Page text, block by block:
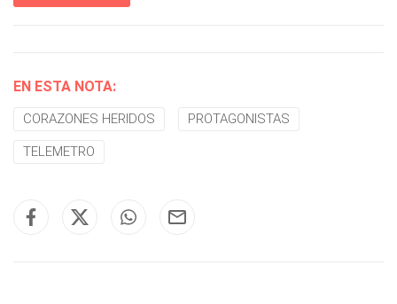
EN ESTA NOTA:
CORAZONES HERIDOS PROTAGONISTAS
TELEMETRO